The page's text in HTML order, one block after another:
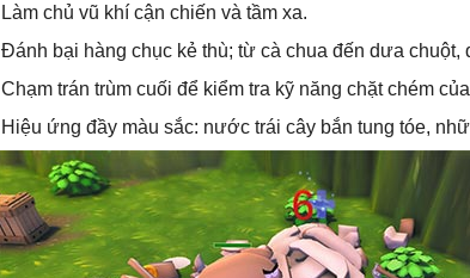
Làm chủ vũ khí cận chiến và tầm xa.
Đánh bại hàng chục kẻ thù; từ cà chua đến dưa chuột,
Chạm trán trùm cuối để kiểm tra kỹ năng chặt chém
Hiệu ứng đầy màu sắc: nước trái cây bắn tung tóe,